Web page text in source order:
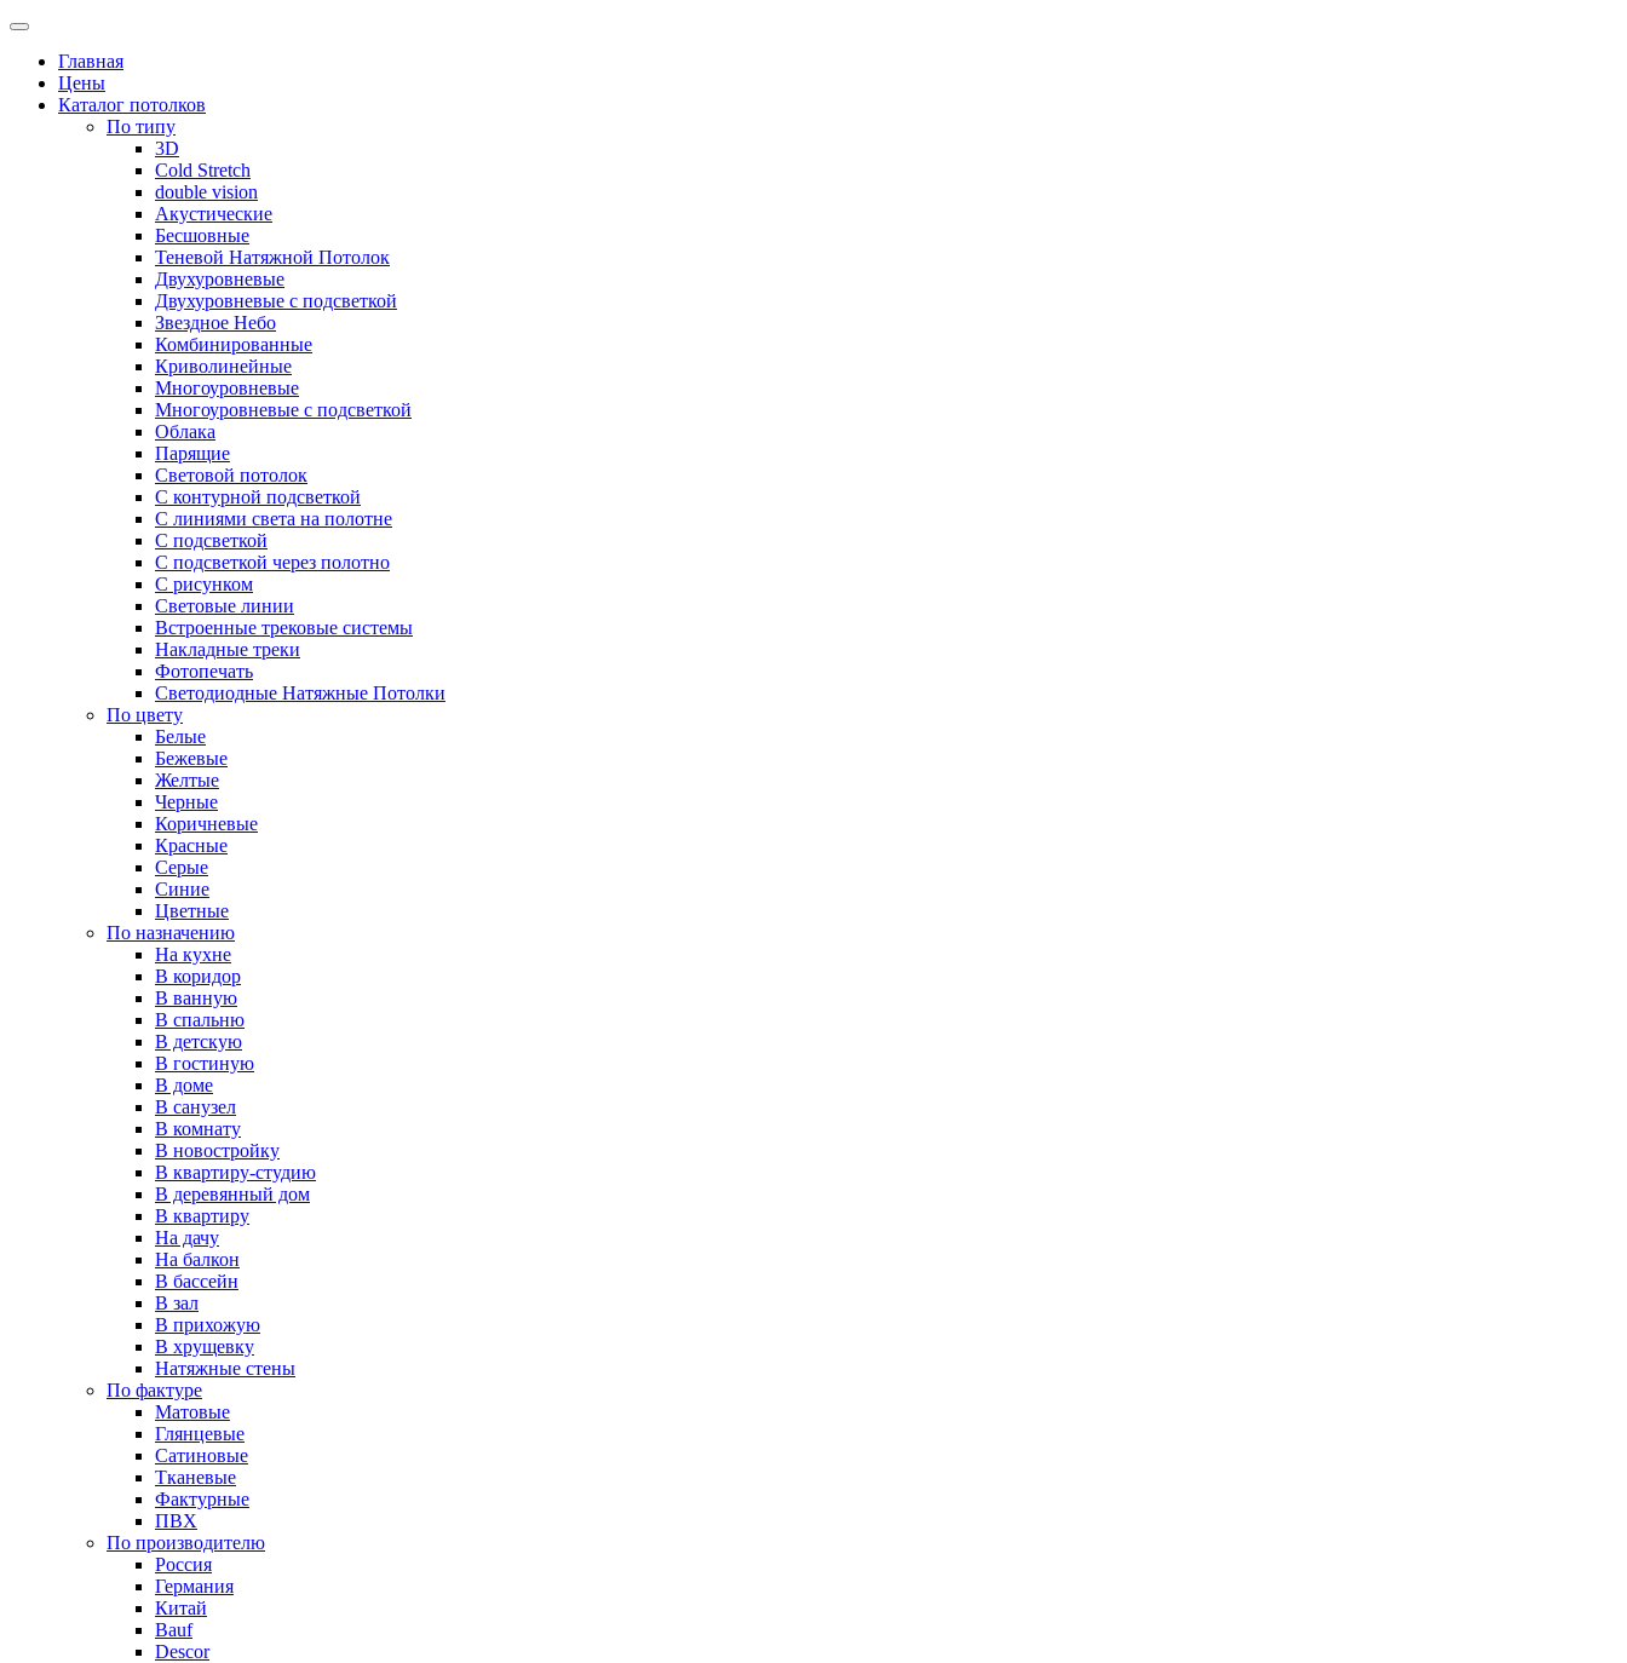
Skip
contentГлавная
Цены
Каталог потолков
По типу
3D
Cold Stretch
double vision
Акустические
Бесшовные
Теневой Натяжной Потолок
Двухуровневые
Двухуровневые с подсветкой
Звездное Небо
Комбинированные
Криволинейные
Многоуровневые
Многоуровневые с подсветкой
Облака
Парящие
Световой потолок
С контурной подсветкой
С линиями света на полотне
С подсветкой
С подсветкой через полотно
С рисунком
Световые линии
Встроенные трековые системы
Накладные треки
Фотопечать
Светодиодные Натяжные Потолки
По цвету
Белые
Бежевые
Желтые
Черные
Коричневые
Красные
Серые
Синие
Цветные
По назначению
На кухне
В коридор
В ванную
В спальню
В детскую
В гостиную
В доме
В санузел
В комнату
В новостройку
В квартиру-студию
В деревянный дом
В квартиру
На дачу
На балкон
В бассейн
В зал
В прихожую
В хрущевку
Натяжные стены
По фактуре
Матовые
Глянцевые
Сатиновые
Тканевые
Фактурные
ПВХ
По производителю
Россия
Германия
Китай
Вauf
Descor